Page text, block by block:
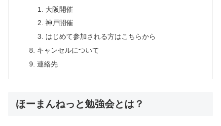
大阪開催
神戸開催
はじめて参加される方はこちらから
キャンセルについて
連絡先
ほーまんねっと勉強会とは？